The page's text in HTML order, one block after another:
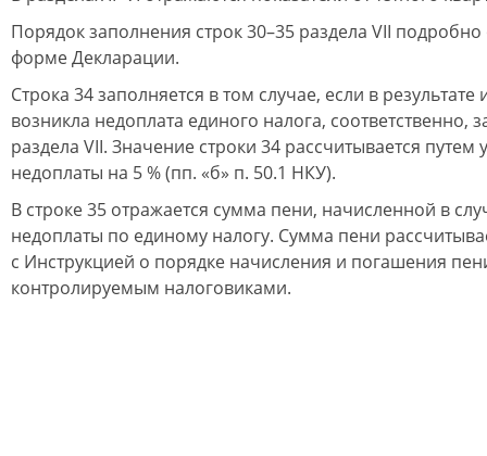
Порядок заполнения строк 30–35 раздела VIІ
форме Декларации.
Строка 34 заполняется в том случае, если в
возникла недоплата единого налога, соответственно,
раздела VІI. Значение строки 34 рассчитывается
недоплаты на 5 % (пп. «б» п. 50.1 НКУ).
В строке 35 отражается сумма пени, начисленной в
недоплаты по единому налогу. Сумма пени
с Инструкцией о порядке начисления и погашения
контролируемым налоговиками.